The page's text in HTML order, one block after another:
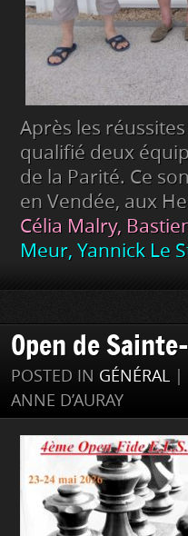
Après les
qualifié deux
de la Parité. Ce
en Vendée, aux
Célia Malry,
Meur, Yannick Le
Open de
POSTED IN GÉNÉRAL
ANNE D’AURAY